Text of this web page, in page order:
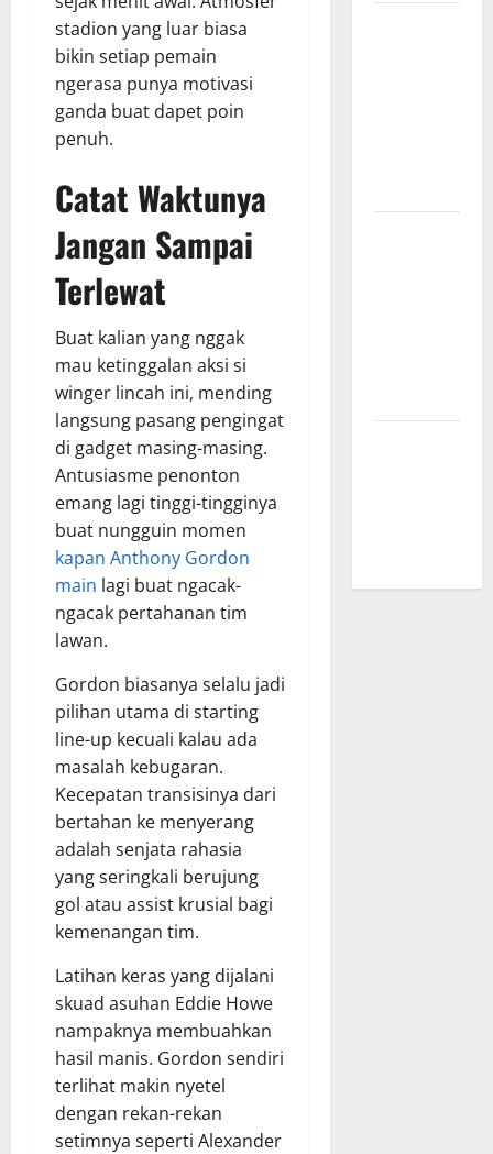
stadion yang luar biasa
bikin setiap pemain
ngerasa punya motivasi
ganda buat dapet poin
penuh.
Catat Waktunya
Jangan Sampai
Terlewat
Buat kalian yang nggak
mau ketinggalan aksi si
winger lincah ini, mending
langsung pasang pengingat
di gadget masing-masing.
Antusiasme penonton
emang lagi tinggi-tingginya
buat nungguin momen
kapan Anthony Gordon
main lagi buat ngacak-
ngacak pertahanan tim
lawan.
Gordon biasanya selalu jadi
pilihan utama di starting
line-up kecuali kalau ada
masalah kebugaran.
Kecepatan transisinya dari
bertahan ke menyerang
adalah senjata rahasia
yang seringkali berujung
gol atau assist krusial bagi
kemenangan tim.
Latihan keras yang dijalani
skuad asuhan Eddie Howe
nampaknya membuahkan
hasil manis. Gordon sendiri
terlihat makin nyetel
dengan rekan-rekan
setimnya seperti Alexander